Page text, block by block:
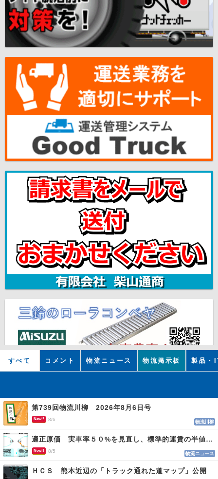
すべて コメント 物流ニュース 物流掲示板 製品・
第739回物流川柳 2026年8月6日号
New!! 8/6 物流川柳
適正原価 実車率５０%を見直し、標準的運賃の半値の恐れも
New!! 8/5 物流ニュース
ＨＣＳ 熊本近辺の「トラック通れた道マップ」公開